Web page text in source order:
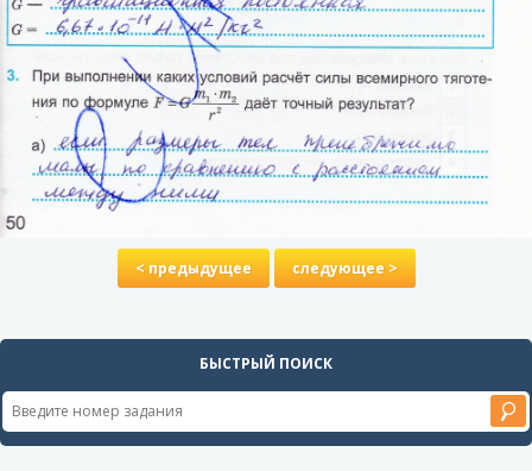
< предыдущее следующее >
БЫСТРЫЙ ПОИСК